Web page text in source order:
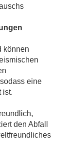
können
eine
ist.
den Abfall